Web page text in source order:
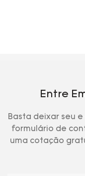
Entre
Basta deixar seu
formulário de
uma cotação